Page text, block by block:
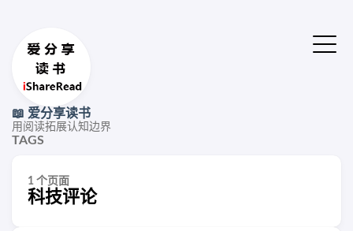
📖 爱分享读书
用阅读拓展认知边界
TAGS
1 个页面
科技评论